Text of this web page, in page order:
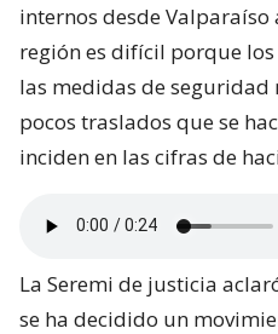
internos desde
región es difícil porque
las medidas de seguridad
pocos traslados que se
inciden en las cifras de
La Seremi de justicia
se ha decidido un